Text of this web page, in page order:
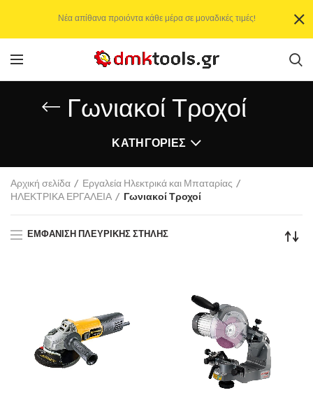
Γωνιακοί Τροχοί
ΚΑΤΗΓΟΡΊΕΣ
Αρχική σελίδα
Εργαλεία Ηλεκτρικά και Μπαταρίας
ΗΛΕΚΤΡΙΚΑ ΕΡΓΑΛΕΙΑ
Γωνιακοί Τροχοί
ΕΜΦΆΝΙΣΗ ΠΛΕΥΡΙΚΉΣ ΣΤΉΛΗΣ
Νέα απίθανα προιόντα κάθε μέρα σε μοναδικές τιμές!